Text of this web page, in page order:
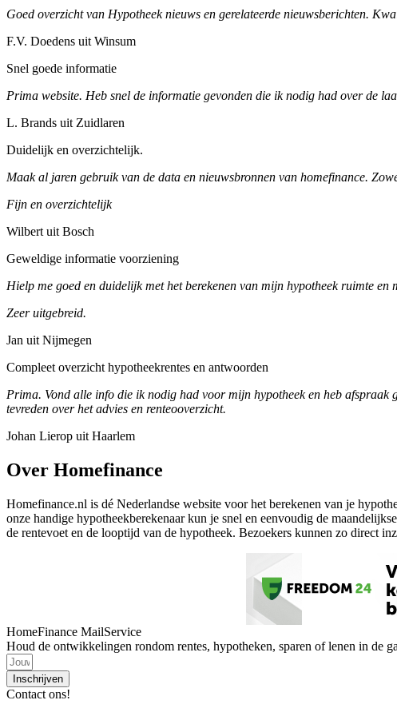
Goed overzicht van Hypotheek nieuws en gerelateerde nieuwsberichten.
F.V. Doedens uit Winsum
Snel goede informatie
Prima website. Heb snel de informatie gevonden die ik nodig had over de
L. Brands uit Zuidlaren
Duidelijk en overzichtelijk.
Maak al jaren gebruik van de data en nieuwsbronnen van homefinance.
Fijn en overzichtelijk
Wilbert uit Bosch
Geweldige informatie voorziening
Hielp me goed en duidelijk met het berekenen van mijn hypotheek ruimte
Zeer uitgebreid.
Jan uit Nijmegen
Compleet overzicht hypotheekrentes en antwoorden
Prima. Vond alle info die ik nodig had voor mijn hypotheek en heb
tevreden over het advies en renteooverzicht.
Johan Lierop uit Haarlem
Over Homefinance
Homefinance.nl is dé Nederlandse website voor het berekenen van je
onze handige hypotheekberekenaar kun je snel en eenvoudig de
de rentevoet en de looptijd van de hypotheek. Bezoekers kunnen zo direct
HomeFinance MailService
Houd de ontwikkelingen rondom rentes, hypotheken, sparen of lenen in de
Inschrijven
Contact ons!